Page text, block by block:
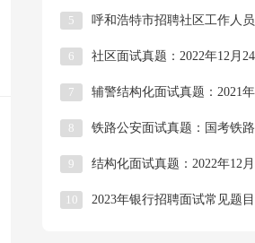
5
6
7
8
9
10